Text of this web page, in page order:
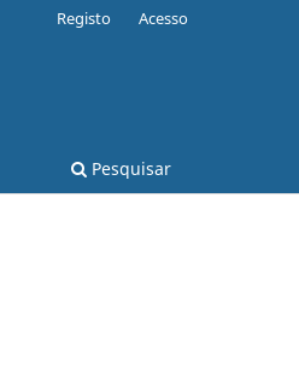
Pesquisar
Registo Acesso